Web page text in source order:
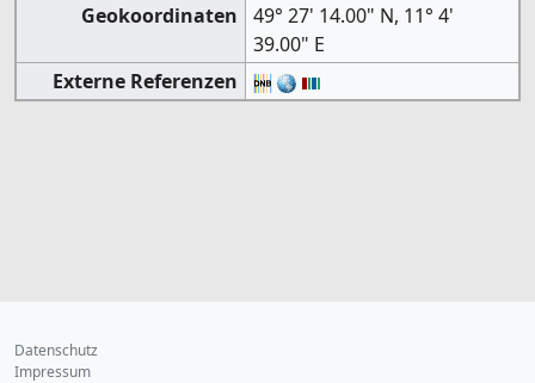
Geokoordinaten
49° 27' 14.00" N, 11° 4'
39.00" E
Externe Referenzen
Datenschutz
Impressum